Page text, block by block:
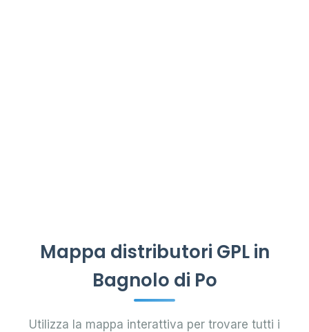
Mappa distributori GPL in
Bagnolo di Po
Utilizza la mappa interattiva per trovare tutti i